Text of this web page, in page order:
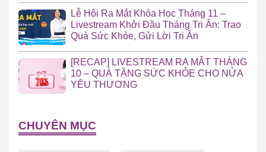
Lễ Hội Ra Mắt Khóa Học Tháng 11 –
Livestream Khởi Đầu Tháng Tri Ân: Trao
Quà Sức Khỏe, Gửi Lời Tri Ân
[RECAP] LIVESTREAM RA MẮT THÁNG
10 – QUÀ TẶNG SỨC KHỎE CHO NỬA
YÊU THƯƠNG
CHUYÊN MỤC